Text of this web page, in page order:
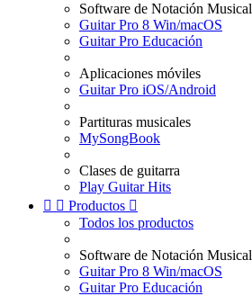
Software de Notación Musical
Guitar Pro 8 Win/macOS
Guitar Pro Educación
Aplicaciones móviles
Guitar Pro iOS/Android
Partituras musicales
MySongBook
Clases de guitarra
Play Guitar Hits
  Productos 
Todos los productos
Software de Notación Musical
Guitar Pro 8 Win/macOS
Guitar Pro Educación